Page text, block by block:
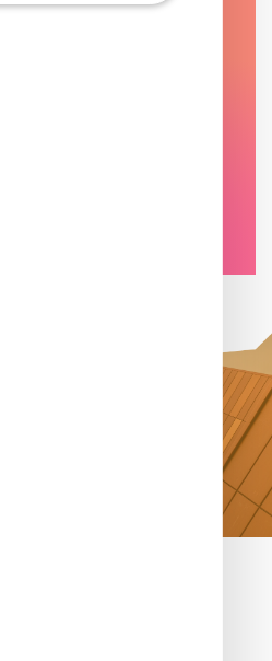
après avoir
réseaux :